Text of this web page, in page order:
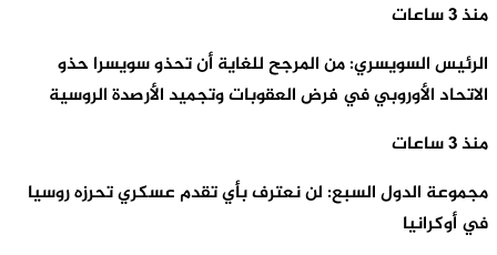
منذ 3 ساعات
الرئيس السويسري: من المرجح للغاية أن تحذو سويسرا حذو
الاتحاد الأوروبي في فرض العقوبات وتجميد الأرصدة الروسية
منذ 3 ساعات
مجموعة الدول السبع: لن نعترف بأي تقدم عسكري تحرزه روسيا
في أوكرانيا